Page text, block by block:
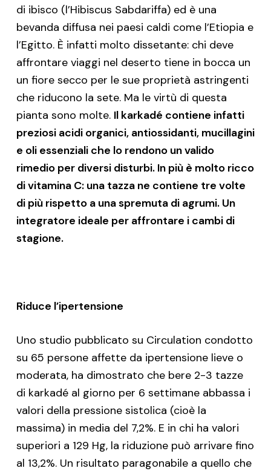
di ibisco (l’Hibiscus Sabdariffa) ed è una
bevanda diffusa nei paesi caldi come l’Etiopia e
l’Egitto. È infatti molto dissetante: chi deve
affrontare viaggi nel deserto tiene in bocca un
un fiore secco per le sue proprietà astringenti
che riducono la sete. Ma le virtù di questa
pianta sono molte. Il karkadé contiene infatti
preziosi acidi organici, antiossidanti, mucillagini
e oli essenziali che lo rendono un valido
rimedio per diversi disturbi. In più è molto ricco
di vitamina C: una tazza ne contiene tre volte
di più rispetto a una spremuta di agrumi. Un
integratore ideale per affrontare i cambi di
stagione.
Riduce l’ipertensione
Uno studio pubblicato su Circulation condotto
su 65 persone affette da ipertensione lieve o
moderata, ha dimostrato che bere 2-3 tazze
di karkadé al giorno per 6 settimane abbassa i
valori della pressione sistolica (cioè la
massima) in media del 7,2%. E in chi ha valori
superiori a 129 Hg, la riduzione può arrivare fino
al 13,2%. Un risultato paragonabile a quello che